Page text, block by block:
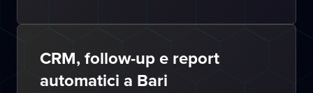
CRM, follow-up e report
automatici a Bari